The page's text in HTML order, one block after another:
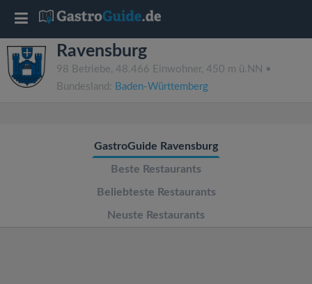
Ravensburg
98 Betriebe, 48.466 Einwohner, 450 m ü.NN •
Bundesland: Baden-Württemberg
GastroGuide Ravensburg
Beste Restaurants
Beliebteste Restaurants
Neuste Restaurants
T
o
g